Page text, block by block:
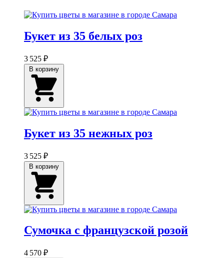
Букет из 35 белых роз
3 525 ₽
Букет из 35 нежных роз
3 525 ₽
Сумочка с французской розой
4 570 ₽